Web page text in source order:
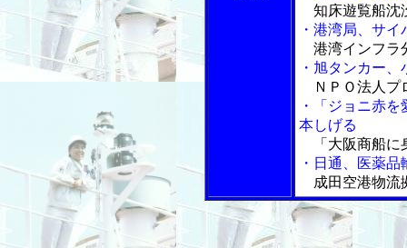
知床遊覧船沈
・港湾局、サ
港湾インフラ
・旭タンカー
ＮＰＯ法人プ
・「ジョニ赤
本しげる
「大阪商船に
・日通、医薬
成田空港物流